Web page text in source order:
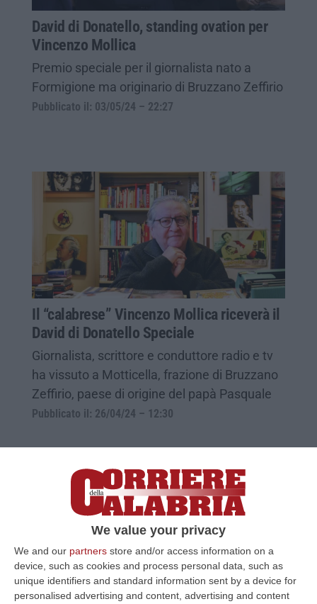
We value your privacy
We and our partners store and/or access information on a
device, such as cookies and process personal data, such as
unique identifiers and standard information sent by a device for
personalised advertising and content, advertising and content
David di Donatello, standing ovation per
Vincenzo Mollica
Premio speciale per il giornalista nato a
Formigione ma originario di Bruzzano Zeffirio
Pubblicato il: 03/05/24 – 22:27
Il “calabrese” Vincenzo Mollica riceverà il
David di Donatello Speciale
Giornalista, scrittore e conduttore radio e tv
ha vissuto a Motticella, frazione di Bruzzano
Zeffirio, paese di origine del papà Pasquale
Pubblicato il: 26/04/24 – 12:30